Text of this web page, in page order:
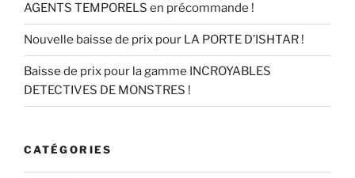
AGENTS TEMPORELS en précommande !
Nouvelle baisse de prix pour LA PORTE D’ISHTAR !
Baisse de prix pour la gamme INCROYABLES
DETECTIVES DE MONSTRES !
CATÉGORIES